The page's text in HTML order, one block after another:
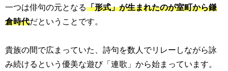
一つは俳句の元となる「形式」が生まれたのが室町から鎌
倉時代だということです。
貴族の間で広まっていた、詩句を数人でリレーしながら詠
み続けるという優美な遊び「連歌」から始まっています。